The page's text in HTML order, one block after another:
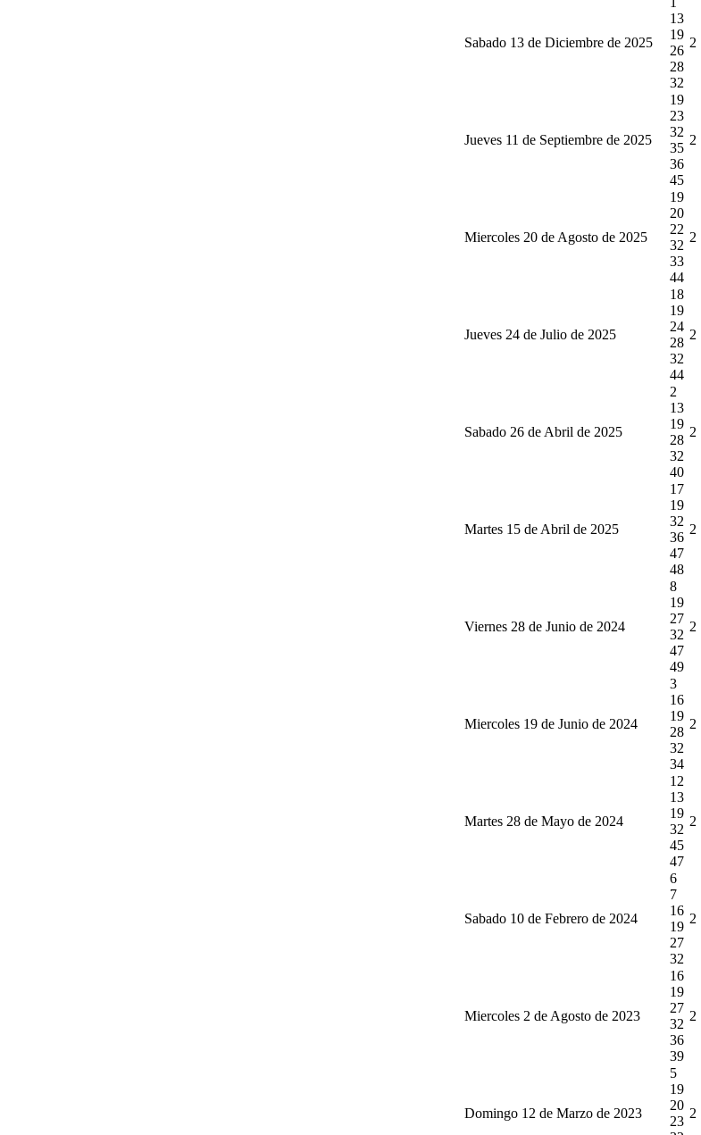
Sabado 13 de Diciembre de 2025
13
19
26
28
32
2
Jueves 11 de Septiembre de 2025
19
23
32
35
36
45
2
Miercoles 20 de Agosto de 2025
19
20
22
32
33
44
2
Jueves 24 de Julio de 2025
18
19
24
28
32
44
2
Sabado 26 de Abril de 2025
2
13
19
28
32
40
2
Martes 15 de Abril de 2025
17
19
32
36
47
48
2
Viernes 28 de Junio de 2024
8
19
27
32
47
49
2
Miercoles 19 de Junio de 2024
3
16
19
28
32
34
2
Martes 28 de Mayo de 2024
12
13
19
32
45
47
2
Sabado 10 de Febrero de 2024
6
7
16
19
27
32
2
Miercoles 2 de Agosto de 2023
16
19
27
32
36
39
2
Domingo 12 de Marzo de 2023
5
19
20
23
2